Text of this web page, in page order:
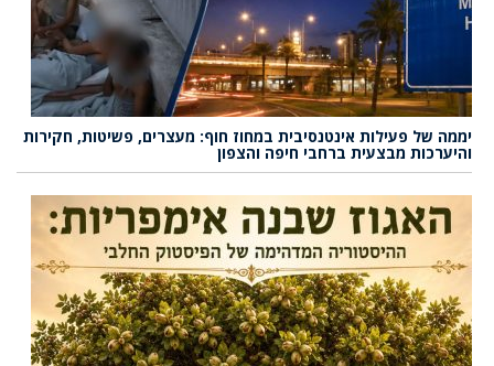
יממה של פעילות אינטנסיבית במחוז חוף: מעצרים, פשיטות, חקירות
והיערכות מבצעית ברחבי חיפה והצפון